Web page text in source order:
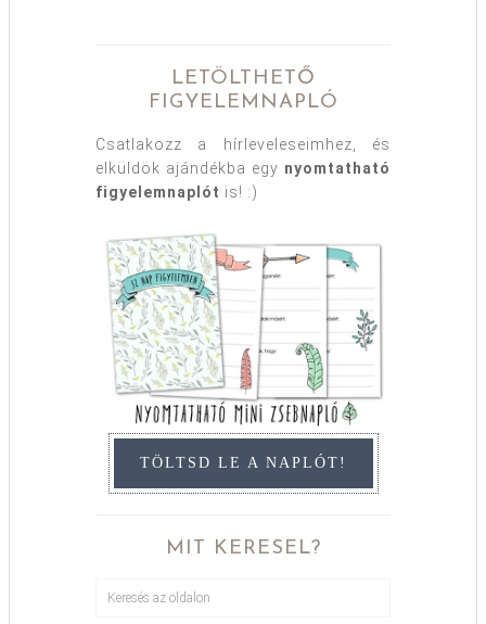
LETÖLTHETŐ
FIGYELEMNAPLÓ
Csatlakozz a hírleveleseimhez, és
elküldök ajándékba egy nyomtatható
figyelemnaplót is! :)
TÖLTSD LE A NAPLÓT!
MIT KERESEL?